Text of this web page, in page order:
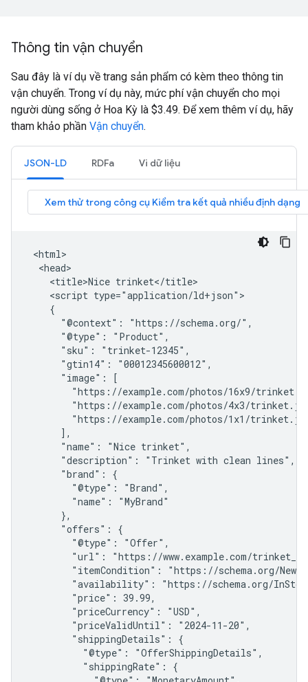
Thông tin vận chuyển
Sau đây là ví dụ về trang sản phẩm có kèm theo thông tin
vận chuyển. Trong ví dụ này, mức phí vận chuyển cho mọi
người dùng sống ở Hoa Kỳ là $3.49. Để xem thêm ví dụ, hãy
tham khảo phần Vận chuyển.
JSON-LD RDFa Vi dữ liệu
<html>
  <head>
    <title>Nice trinket</title>
    <script type="application/ld+json">
    {
      "@context": "https://schema.org/",
      "@type": "Product",
      "sku": "trinket-12345",
      "gtin14": "00012345600012",
      "image": [
"https://example.com/photos/16x9/
"https://example.com/photos/4x3/
"https://example.com/photos/1x1/
      ],
      "name": "Nice trinket",
      "description": "Trinket with clean lines",
      "brand": {
        "@type": "Brand",
        "name": "MyBrand"
      },
      "offers": {
        "@type": "Offer",
"url": "https://www.example.com/
"itemCondition": "https://schema.org/
"availability": "https://schema.org/
        "price": 39.99,
        "priceCurrency": "USD",
        "priceValidUntil": "2024-11-20",
        "shippingDetails": {
          "@type": "OfferShippingDetails",
          "shippingRate": {